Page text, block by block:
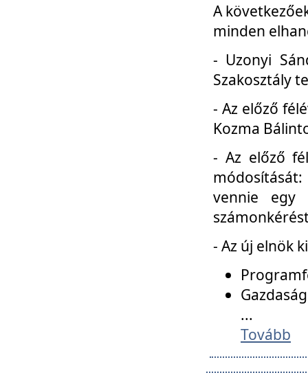
A
minden
- Uzonyi
Szakosztály
- Az előző
Kozma
- Az előző
vennie egy
- Az új elnök
...
Tovább